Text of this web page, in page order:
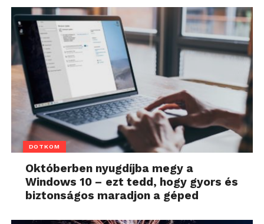
DOTKOM
Októberben nyugdíjba megy a
Windows 10 – ezt tedd, hogy gyors és
biztonságos maradjon a géped